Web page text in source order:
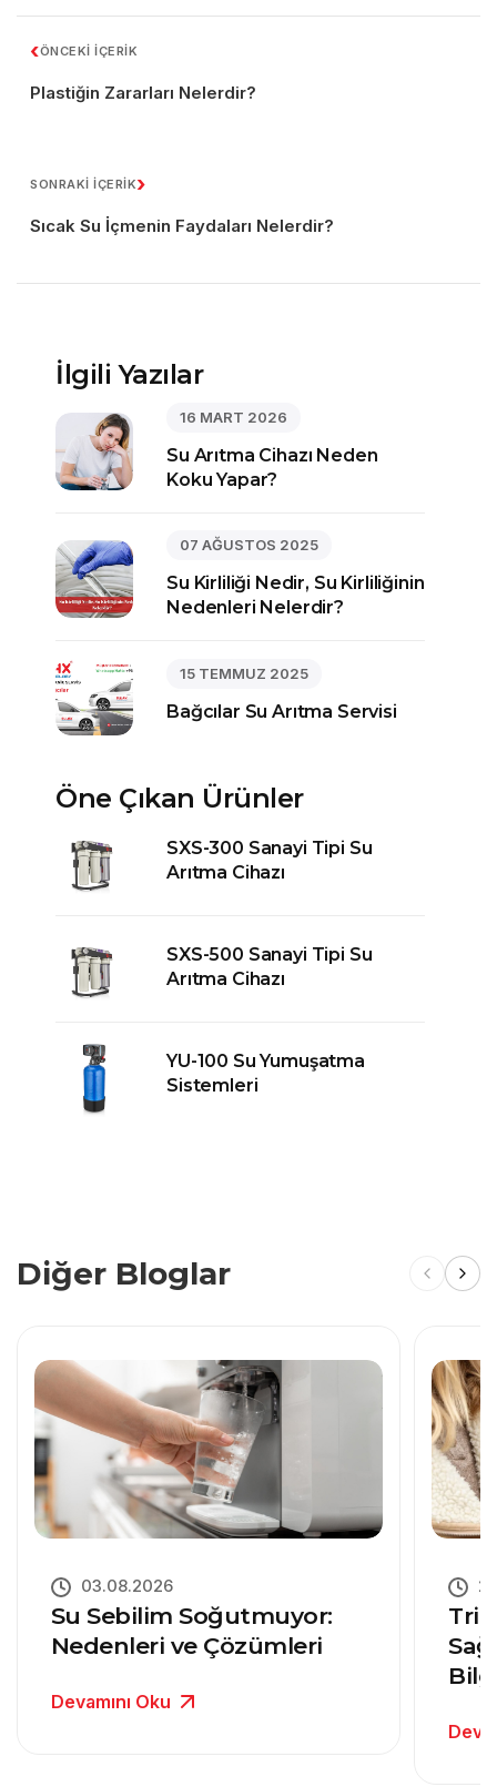
‹ÖNCEKİ İÇERİK
Plastiğin Zararları Nelerdir?
SONRAKİ İÇERİK›
Sıcak Su İçmenin Faydaları Nelerdir?
İlgili Yazılar
16 MART 2026
Su Arıtma Cihazı Neden
Koku Yapar?
07 AĞUSTOS 2025
Su Kirliliği Nedir, Su Kirliliğinin
Nedenleri Nelerdir?
15 TEMMUZ 2025
Bağcılar Su Arıtma Servisi
Öne Çıkan Ürünler
SXS-300 Sanayi Tipi Su
Arıtma Cihazı
SXS-500 Sanayi Tipi Su
Arıtma Cihazı
YU-100 Su Yumuşatma
Sistemleri
Diğer Bloglar
03.08.2026
Su Sebilim Soğutmuyor:
Nedenleri ve Çözümleri
Devamını Oku